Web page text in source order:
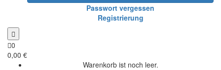
Passwort vergessen
Registrierung
0
0,00 €
Warenkorb ist noch leer.